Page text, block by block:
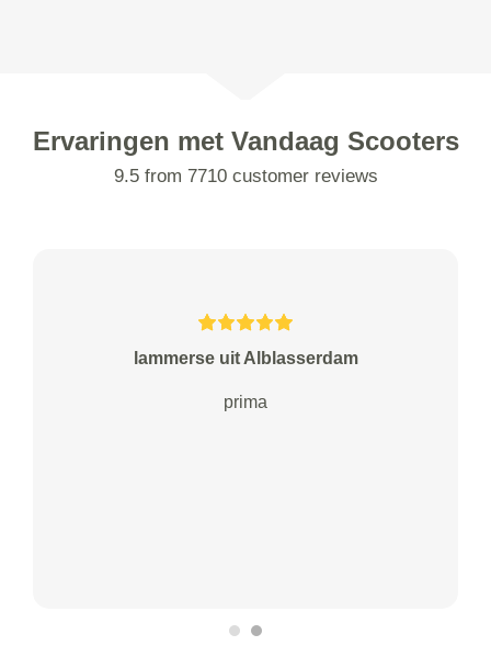
Ervaringen met Vandaag Scooters
9.5 from 7710 customer reviews
lammerse uit Alblasserdam
prima